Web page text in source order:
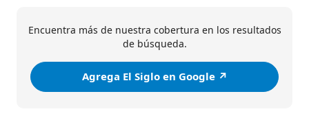
Encuentra más de nuestra cobertura en los resultados
de búsqueda.
Agrega El Siglo en Google ↗️